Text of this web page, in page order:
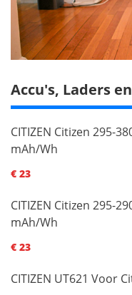
Accu's, Laders
CITIZEN Citizen 295-
mAh/Wh
€ 23
CITIZEN Citizen 295-
mAh/Wh
€ 23
CITIZEN UT621 Voor